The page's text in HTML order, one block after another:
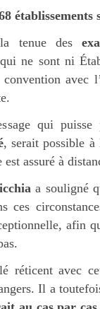
établissements
tenue des
ne sont ni
avec
qui puisse
, serait possible
assuré à
a souligné
ces
afin
réticent avec
Il a